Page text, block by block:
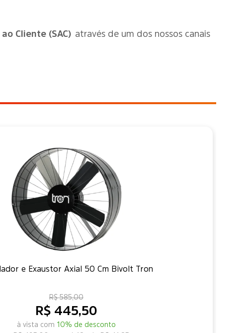
Cliente (SAC) através de um dos nossos canais
e Exaustor Axial 50 Cm Bivolt Tron
R$ 445,50
à vista com 10% de desconto
R$ 585,00